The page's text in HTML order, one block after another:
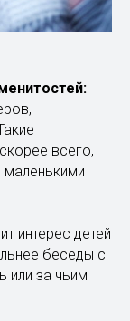
всего,
маленькими
интерес детей
беседы с
или за чьим